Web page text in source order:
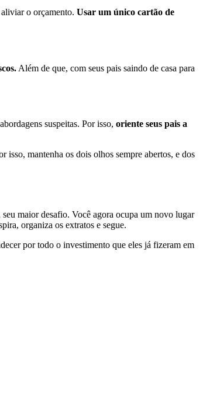
o orçamento. Usar um único cartão de
Além de que, com seus pais saindo de casa para
suspeitas. Por isso, oriente seus pais a
isso, mantenha os dois olhos sempre abertos, e dos
maior desafio. Você agora ocupa um novo lugar
organiza os extratos e segue.
por todo o investimento que eles já fizeram em